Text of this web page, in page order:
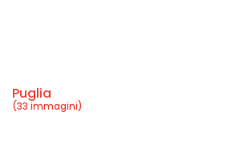
Puglia
(33 immagini)